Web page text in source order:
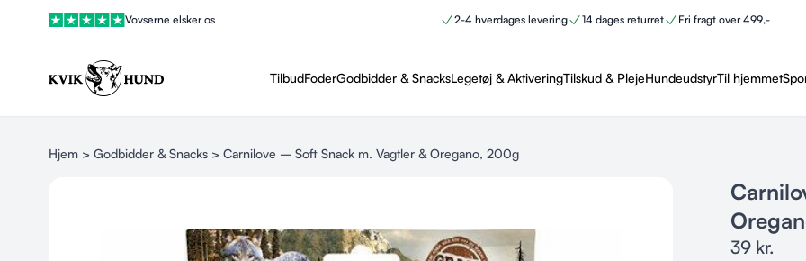
Vovserne elsker os 2-4 hverdages levering 14 dages returret Fri fragt over 499,-
TilbudFoderGodbidder & SnacksLegetøj & AktiveringTilskud & PlejeHundeudstyrTil hjemmet
Hjem > Godbidder & Snacks > Carnilove – Soft Snack m. Vagtler & Oregano, 200g
39 kr.